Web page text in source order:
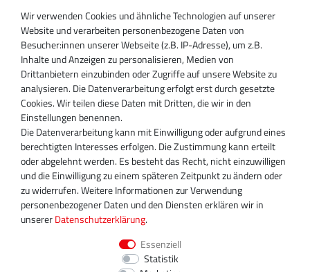
SUPPORT
Inhaber:
Magnos Turbosystems GmbH
Miraustraße 27-29
D-13509 Berlin
+49 30 340 606 740
+49 30 340 606 740
+49 30 340 606 745
info@turboservice24.de
Aktuelle Öffnungszeiten
Mo-Fr: 08:00 Uhr - 18:00 Uhr
Sa: geschlossen
Wir verwenden Cookies und ähnliche Technologien auf unserer
Website und verarbeiten personenbezogene Daten von
Besucher:innen unserer Webseite (z.B. IP-Adresse), um z.B.
Inhalte und Anzeigen zu personalisieren, Medien von
Drittanbietern einzubinden oder Zugriffe auf unsere Website zu
analysieren. Die Datenverarbeitung erfolgt erst durch gesetzte
Cookies. Wir teilen diese Daten mit Dritten, die wir in den
Einstellungen benennen.
Die Datenverarbeitung kann mit Einwilligung oder aufgrund eines
berechtigten Interesses erfolgen. Die Zustimmung kann erteilt
oder abgelehnt werden. Es besteht das Recht, nicht einzuwilligen
und die Einwilligung zu einem späteren Zeitpunkt zu ändern oder
zu widerrufen. Weitere Informationen zur Verwendung
personenbezogener Daten und den Diensten erklären wir in
unsererDaten­schutz­erklärung.
Essenziell
Statistik